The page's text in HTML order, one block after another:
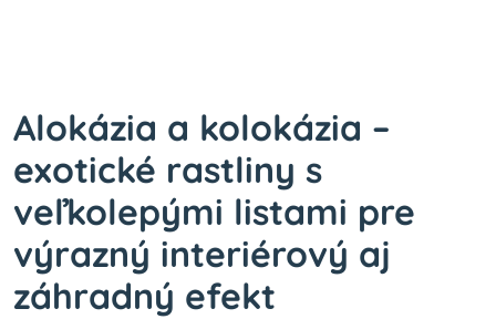
Alokázia a kolokázia –
exotické rastliny s
veľkolepými listami pre
výrazný interiérový aj
záhradný efekt